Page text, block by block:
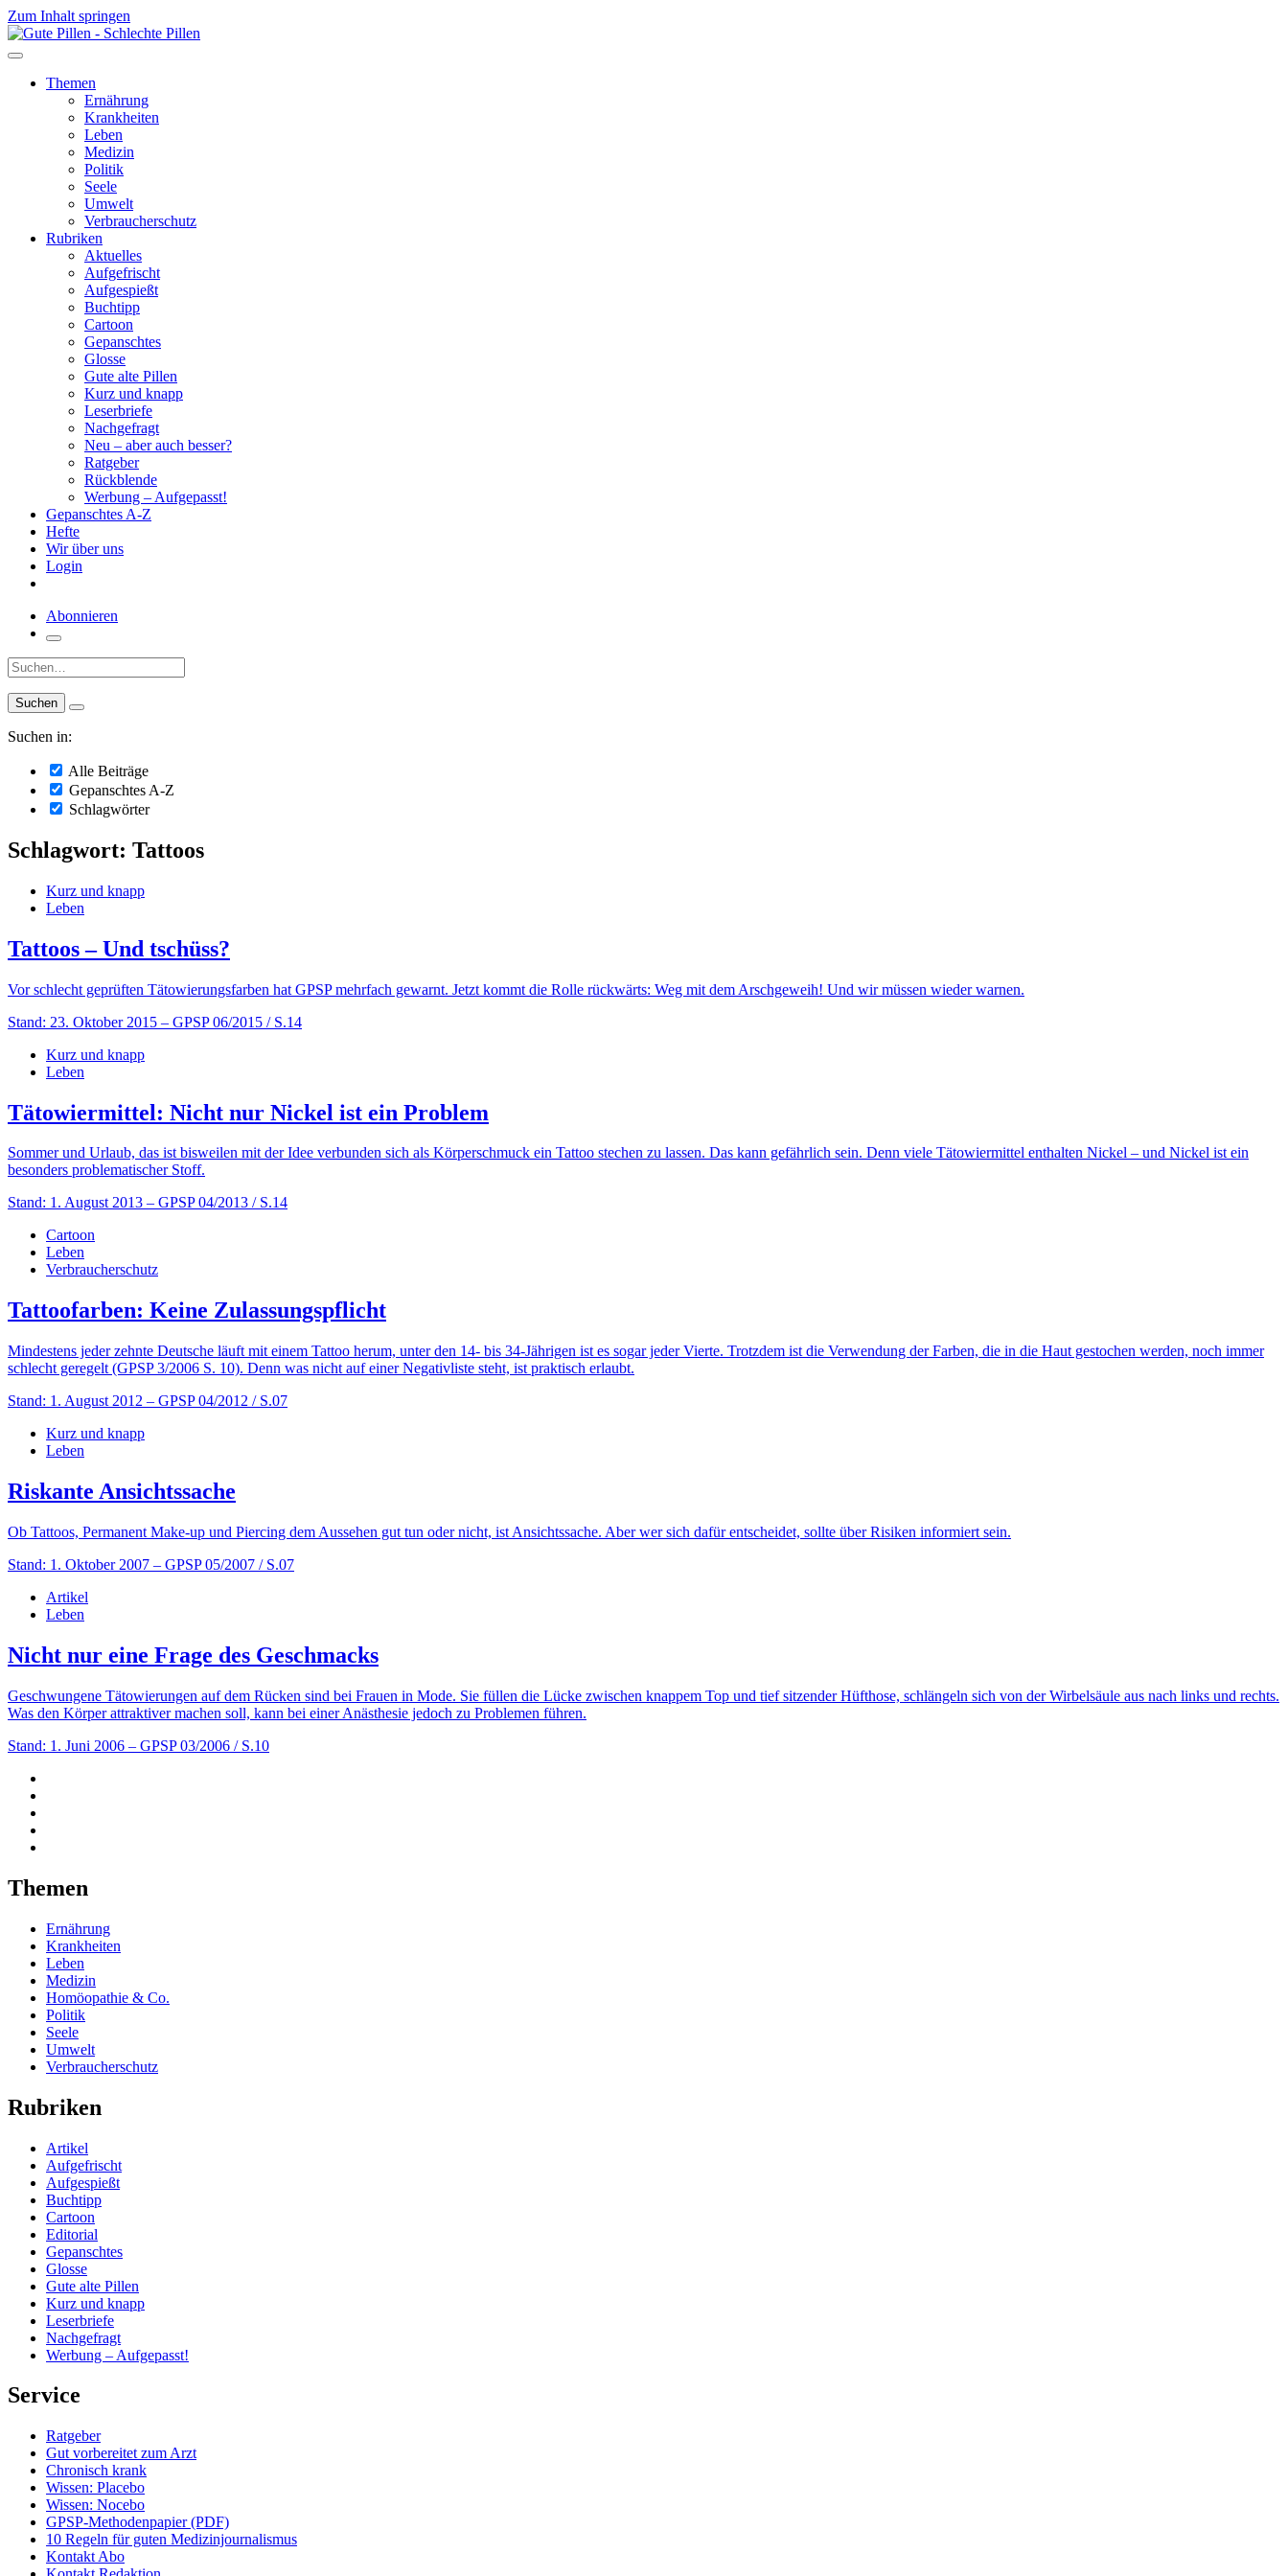
Zum Inhalt springen
Themen
Ernährung
Krankheiten
Leben
Medizin
Politik
Seele
Umwelt
Verbraucherschutz
Rubriken
Aktuelles
Aufgefrischt
Aufgespießt
Buchtipp
Cartoon
Gepanschtes
Glosse
Gute alte Pillen
Kurz und knapp
Leserbriefe
Nachgefragt
Neu – aber auch besser?
Ratgeber
Rückblende
Werbung – Aufgepasst!
Gepanschtes A-Z
Hefte
Wir über uns
Login
Abonnieren
Suche:
Suchen in:
Alle Beiträge
Gepanschtes A-Z
Schlagwörter
Schlagwort: Tattoos
Kurz und knapp
Leben
Tattoos – Und tschüss?
Vor schlecht geprüften Tätowierungsfarben hat GPSP mehrfach gewarnt. Jetzt kommt die Rolle rückwärts: Weg mit dem Arschgeweih! Und wir müssen wieder warnen.
Stand: 23. Oktober 2015 – GPSP 06/2015 / S.14
Kurz und knapp
Leben
Tätowiermittel: Nicht nur Nickel ist ein Problem
Sommer und Urlaub, das ist bisweilen mit der Idee verbunden sich als Körperschmuck ein Tattoo stechen zu lassen. Das kann gefährlich sein. Denn viele Tätowiermittel enthalten Nickel – und Nickel ist ein
besonders problematischer Stoff.
Stand: 1. August 2013 – GPSP 04/2013 / S.14
Cartoon
Leben
Verbraucherschutz
Tattoofarben: Keine Zulassungspflicht
Mindestens jeder zehnte Deutsche läuft mit einem Tattoo herum, unter den 14- bis 34-Jährigen ist es sogar jeder Vierte. Trotzdem ist die Verwendung der Farben, die in die Haut gestochen werden, noch immer
schlecht geregelt (GPSP 3/2006 S. 10). Denn was nicht auf einer Negativliste steht, ist praktisch erlaubt.
Stand: 1. August 2012 – GPSP 04/2012 / S.07
Kurz und knapp
Leben
Riskante Ansichtssache
Ob Tattoos, Permanent Make-up und Piercing dem Aussehen gut tun oder nicht, ist Ansichtssache. Aber wer sich dafür entscheidet, sollte über Risiken informiert sein.
Stand: 1. Oktober 2007 – GPSP 05/2007 / S.07
Artikel
Leben
Nicht nur eine Frage des Geschmacks
Geschwungene Tätowierungen auf dem Rücken sind bei Frauen in Mode. Sie füllen die Lücke zwischen knappem Top und tief sitzender Hüfthose, schlängeln sich von der Wirbelsäule aus nach links und rechts.
Was den Körper attraktiver machen soll, kann bei einer Anästhesie jedoch zu Problemen führen.
Stand: 1. Juni 2006 – GPSP 03/2006 / S.10
Themen
Ernährung
Krankheiten
Leben
Medizin
Homöopathie & Co.
Politik
Seele
Umwelt
Verbraucherschutz
Rubriken
Artikel
Aufgefrischt
Aufgespießt
Buchtipp
Cartoon
Editorial
Gepanschtes
Glosse
Gute alte Pillen
Kurz und knapp
Leserbriefe
Nachgefragt
Werbung – Aufgepasst!
Service
Ratgeber
Gut vorbereitet zum Arzt
Chronisch krank
Wissen: Placebo
Wissen: Nocebo
GPSP-Methodenpapier (PDF)
10 Regeln für guten Medizinjournalismus
Kontakt Abo